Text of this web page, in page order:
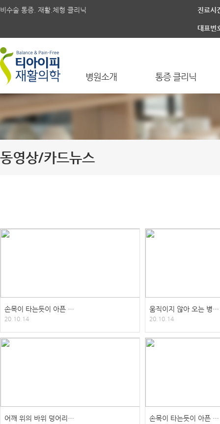
비수술 통증. 재활.체형 클리닉 진료시
대표번
병원소개 통증 클리닉
동영상/카드뉴스
손목이 타는듯이 아픈 …
20.10.14
움직이지 않아 오는 병…
20.10.14
어깨 위의 바위 덩어리… 손목이 타는듯이 아픈 …